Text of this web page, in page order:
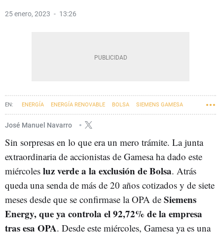
25 enero, 2023 13:26
ENERGÍA ENERGÍA RENOVABLE BOLSA SIEMENS GAMESA
ENERGÍA EÓLICA
José Manuel Navarro
Sin sorpresas en lo que era un mero trámite. La junta
extraordinaria de accionistas de Gamesa ha dado este
miércoles luz verde a la exclusión de Bolsa. Atrás
queda una senda de más de 20 años cotizados y de siete
meses desde que se confirmase la OPA de Siemens
Energy, que ya controla el 92,72% de la empresa
tras esa OPA. Desde este miércoles, Gamesa ya es una